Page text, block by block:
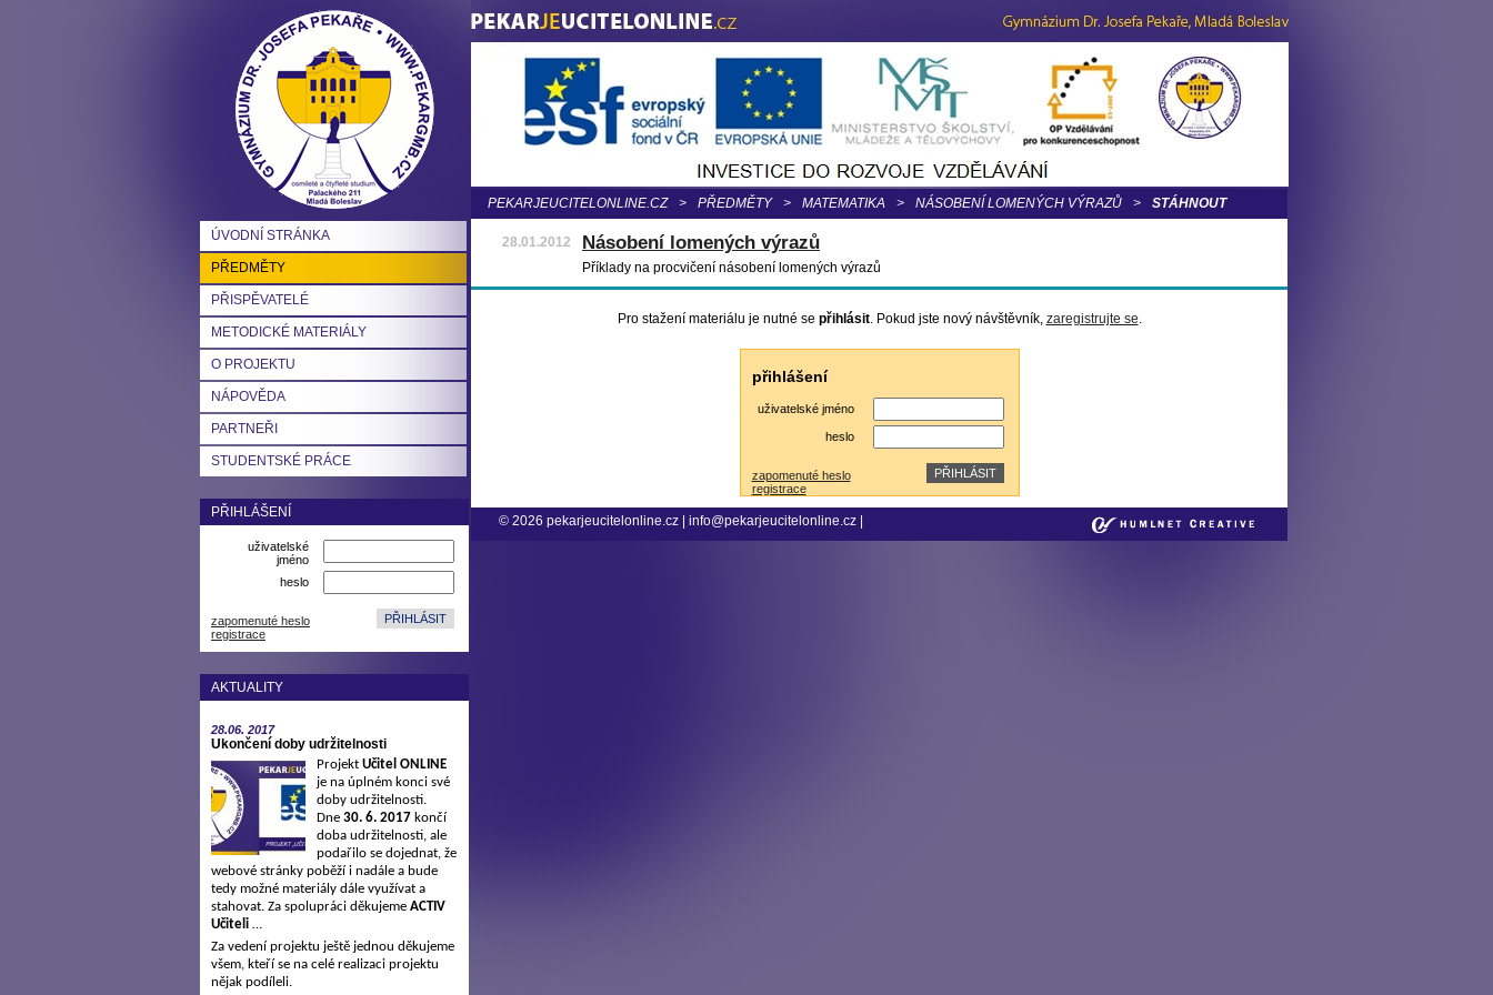
ÚVODNÍ STRÁNKA
PŘEDMĚTY
PŘISPĚVATELÉ
METODICKÉ MATERIÁLY
O PROJEKTU
NÁPOVĚDA
PARTNEŘI
STUDENTSKÉ PRÁCE
PŘIHLÁŠENÍ
uživatelské
jméno
heslo
zapomenuté heslo
registrace
AKTUALITY
28.06. 2017
Ukončení doby udržitelnosti
Projekt Učitel ONLINE
je na úplném konci své
doby udržitelnosti.
Dne 30. 6. 2017 končí
doba udržitelnosti, ale
podařilo se dojednat, že
webové stránky poběží i nadále a bude
tedy možné materiály dále využívat a
stahovat. Za spolupráci děkujeme ACTIV
Učiteli …
Za vedení projektu ještě jednou děkujeme
všem, kteří se na celé realizaci projektu
nějak podíleli.
PEKARJEUCITELONLINE.CZ > PŘEDMĚTY > MATEMATIKA > NÁSOBENÍ LOMENÝCH VÝRAZŮ > STÁHNOUT
28.01.2012 Násobení lomených výrazů
Příklady na procvičení násobení lomených výrazů
Pro stažení materiálu je nutné se přihlásit. Pokud jste nový návštěvník, zaregistrujte se.
přihlášení
uživatelské jméno
heslo
zapomenuté heslo
registrace
© 2026 pekarjeucitelonline.cz info@pekarjeucitelonline.cz